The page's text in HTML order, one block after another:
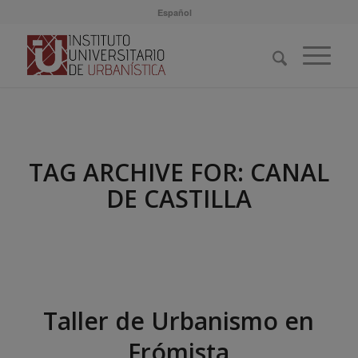
Español
TAG ARCHIVE FOR: CANAL
DE CASTILLA
Taller de Urbanismo en